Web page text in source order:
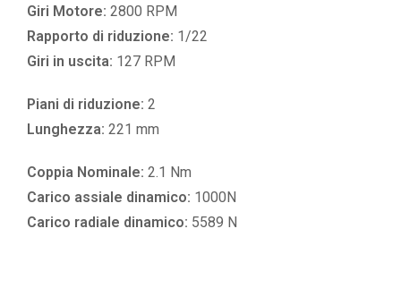
Giri Motore: 2800 RPM
Rapporto di riduzione: 1/22
Giri in uscita: 127 RPM
Piani di riduzione: 2
Lunghezza: 221 mm
Coppia Nominale: 2.1 Nm
Carico assiale dinamico: 1000N
Carico radiale dinamico: 5589 N